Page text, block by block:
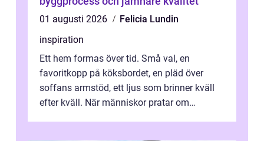
01 augusti 2026
Felicia Lundin
inspiration
Ett hem formas över tid. Små val, en
favoritkopp på köksbordet, en pläd över
soffans armstöd, ett ljus som brinner kväll
efter kväll. När människor pratar om